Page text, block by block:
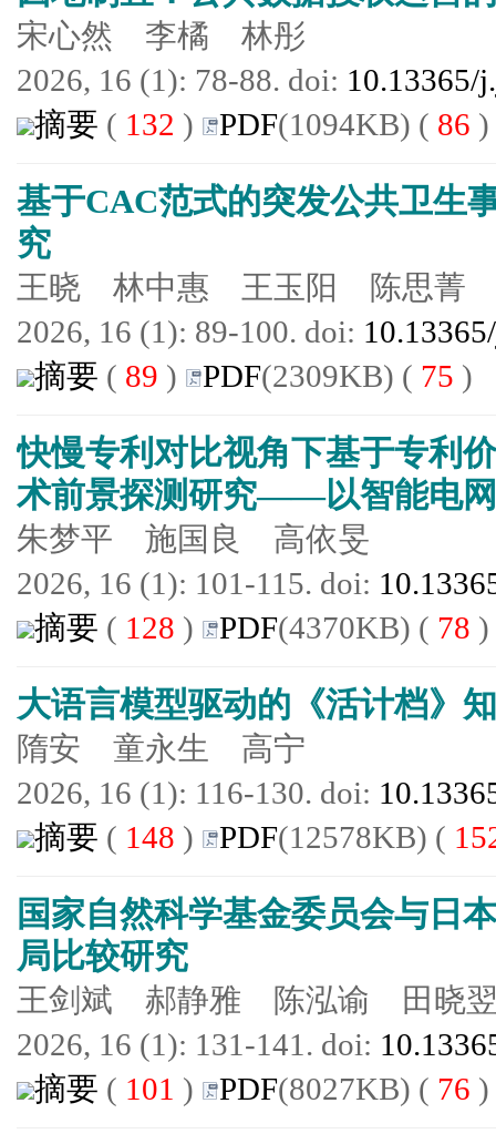
宋心然 李橘 林彤
2026, 16 (1): 78-88. doi: 10.13365/
摘要 ( 132 ) PDF(1094KB) ( 86 )
基于CAC范式的突发公共卫生
究
王晓 林中惠 王玉阳 陈思菁
2026, 16 (1): 89-100. doi:
摘要 ( 89 ) PDF(2309KB) ( 75 )
快慢专利对比视角下基于专利
术前景探测研究——以智能电
朱梦平 施国良 高依旻
2026, 16 (1): 101-115. doi:
摘要 ( 128 ) PDF(4370KB) ( 78 )
大语言模型驱动的《活计档》
隋安 童永生 高宁
2026, 16 (1): 116-130. doi:
摘要 ( 148 ) PDF(12578KB) (
国家自然科学基金委员会与日
局比较研究
王剑斌 郝静雅 陈泓谕 田晓
2026, 16 (1): 131-141. doi:
摘要 ( 101 ) PDF(8027KB) ( 76 )